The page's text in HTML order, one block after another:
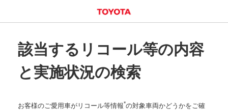
該当するリコール等の内容
と実施状況の検索
お客様のご愛用車がリコール等情報*の対象車両かどうかをご確